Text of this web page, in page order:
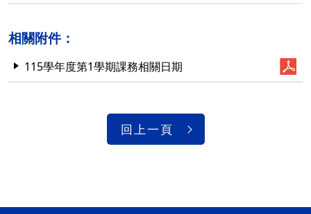
相關附件：
115學年度第1學期課務相關日期
回上一頁